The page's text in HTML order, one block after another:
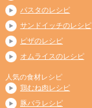
パスタのレシピ
サンドイッチのレシピ
ピザのレシピ
オムライスのレシピ
人気の食材レシピ
鶏むね肉レシピ
豚バラレシピ